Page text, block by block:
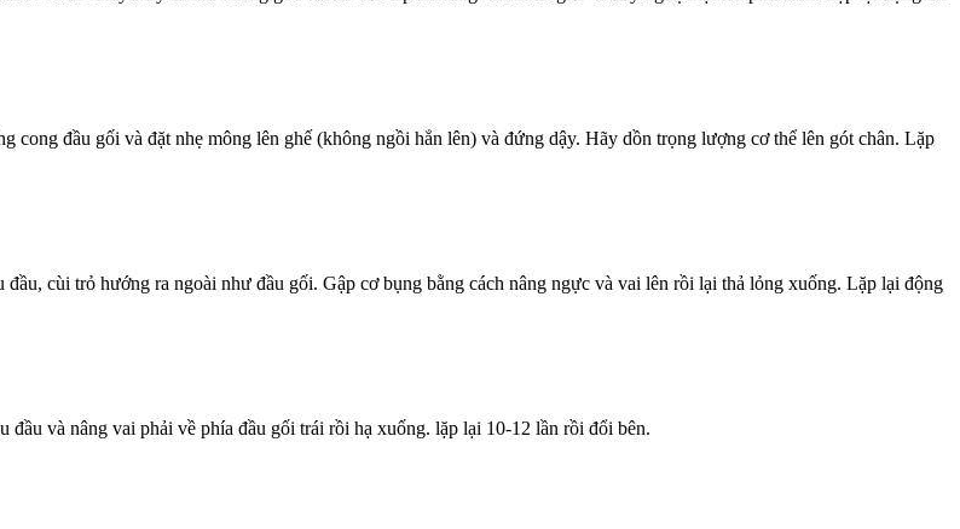
đầu gối và đặt nhẹ mông lên ghế (không ngồi hẳn lên) và đứng dậy. Hãy dồn trọng lượng cơ thể lên gót chân. Lặp
cùi trỏ hướng ra ngoài như đầu gối. Gập cơ bụng bằng cách nâng ngực và vai lên rồi lại thả lỏng xuống. Lặp lại động
và nâng vai phải về phía đầu gối trái rồi hạ xuống. lặp lại 10-12 lần rồi đổi bên.